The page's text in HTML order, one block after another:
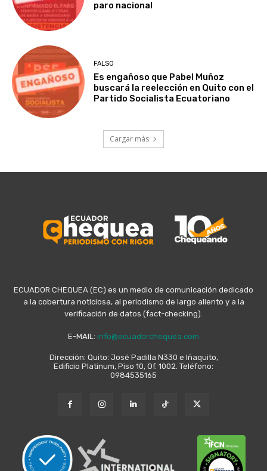
paro nacional
FALSO
Es engañoso que Pabel Muñoz
buscará la reelección en Quito con el
Partido Socialista Ecuatoriano
Cargar más
ECUADOR CHEQUEA (EC) es un medio de comunicación dedicado
a la cobertura noticiosa, al periodismo de largo aliento y a la
verificación de datos (fact-checking).
E-MAIL: info@ecuadorchequea.com
Dirección: Quito: José Padilla N330 e Iñaquito,
Edificio Platinum, Piso 10, Of. 1002. Teléfono:
0984535165